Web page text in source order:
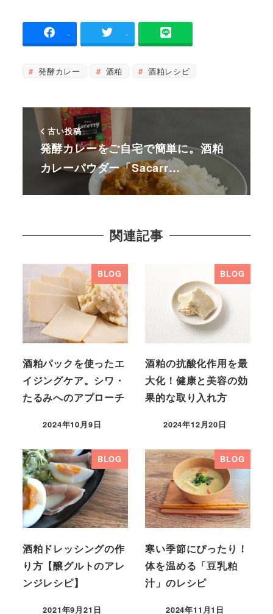
- -
発酵カレー 酒粕 酒粕レシピ
古い投稿
発酵カレーをご自宅で簡単に。酒粕
カレーパウダー「Sacarr…
関連記事
BLOG
酒粕パックを使ったエ
イジングケア。シワ・
たるみへのアプローチ
2024年10月9日
BLOG
酒粕の抗酸化作用を最
大化！健康と美容の効
果的な取り入れ方
2024年12月20日
BLOG
酒粕ドレッシングの作
り方【醸グルトのアレ
ンジレシピ】
2021年9月21日
BLOG
寒い季節にぴったり！
体を温める「豆乳粕
汁」のレシピ
2024年11月1日